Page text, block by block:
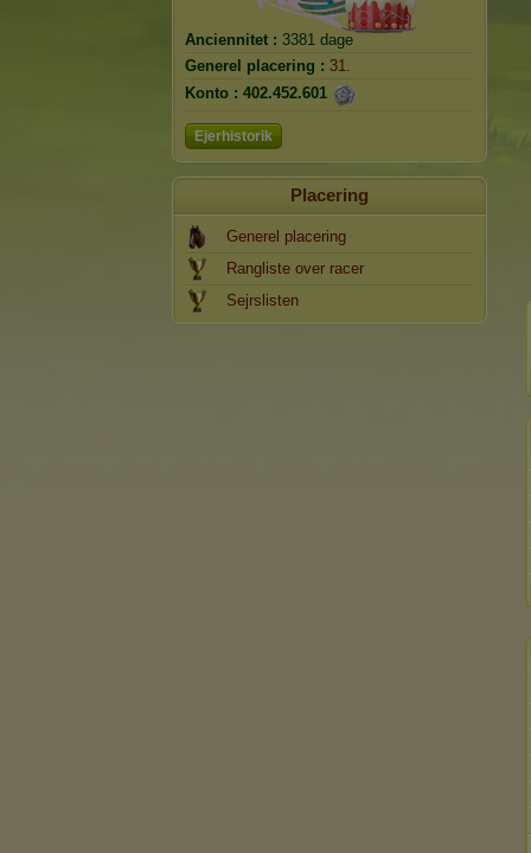
Anciennitet : 3381 dage
Generel placering : 31.
Konto : 402.452.601
Ejerhistorik
Placering
Generel placering
Rangliste over racer
Sejrslisten